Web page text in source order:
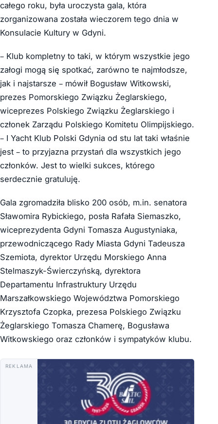
całego roku, była uroczysta gala, która
zorganizowana została wieczorem tego dnia w
Konsulacie Kultury w Gdyni.
– Klub kompletny to taki, w którym wszystkie jego
załogi mogą się spotkać, zarówno te najmłodsze,
jak i najstarsze – mówił Bogusław Witkowski,
prezes Pomorskiego Związku Żeglarskiego,
wiceprezes Polskiego Związku Żeglarskiego i
członek Zarządu Polskiego Komitetu Olimpijskiego.
– I Yacht Klub Polski Gdynia od stu lat taki właśnie
jest – to przyjazna przystań dla wszystkich jego
członków. Jest to wielki sukces, którego
serdecznie gratuluję.
Gala zgromadziła blisko 200 osób, m.in. senatora
Sławomira Rybickiego, posła Rafała Siemaszko,
wiceprezydenta Gdyni Tomasza Augustyniaka,
przewodniczącego Rady Miasta Gdyni Tadeusza
Szemiota, dyrektor Urzędu Morskiego Anna
Stelmaszyk-Świerczyńską, dyrektora
Departamentu Infrastruktury Urzędu
Marszałkowskiego Województwa Pomorskiego
Krzysztofa Czopka, prezesa Polskiego Związku
Żeglarskiego Tomasza Chamerę, Bogusława
Witkowskiego oraz członków i sympatyków klubu.
REKLAMA